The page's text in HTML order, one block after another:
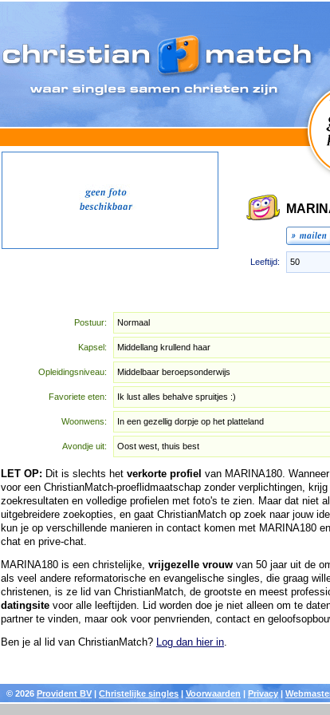
Leeftijd: 50
Postuur: Normaal
Kapsel: Middellang krullend haar
Opleidingsniveau: Middelbaar beroepsonderwijs
Favoriete eten: Ik lust alles behalve spruitjes :)
Woonwens: In een gezellig dorpje op het platteland
Avondje uit: Oost west, thuis best
LET OP: Dit is slechts het verkorte profiel van MARINA180.
voor een ChristianMatch-proeflidmaatschap zonder verplichtingen,
zoekresultaten en volledige profielen met foto's te zien. Maar dat niet
uitgebreidere zoekopties, en gaat ChristianMatch op zoek naar jouw
kun je op verschillende manieren in contact komen met MARINA180
chat en prive-chat.
MARINA180 is een christelijke, vrijgezelle vrouw van 50 jaar uit de
als veel andere reformatorische en evangelische singles, die graag
christenen, is ze lid van ChristianMatch, de grootste en meest
datingsite voor alle leeftijden. Lid worden doe je niet alleen om te
partner te vinden, maar ook voor penvrienden, contact en
Ben je al lid van ChristianMatch? Log dan hier in.
© 2026 Provident BV | Christelijke singles | Voorwaarden | Privacy |